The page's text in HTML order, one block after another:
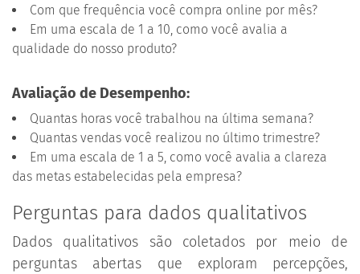
Com que frequência você compra online por mês?
Em uma escala de 1 a 10, como você avalia a
qualidade do nosso produto?
Avaliação de Desempenho:
Quantas horas você trabalhou na última semana?
Quantas vendas você realizou no último trimestre?
Em uma escala de 1 a 5, como você avalia a clareza
das metas estabelecidas pela empresa?
Perguntas para dados qualitativos
Dados qualitativos são coletados por meio de
perguntas abertas que exploram percepções,